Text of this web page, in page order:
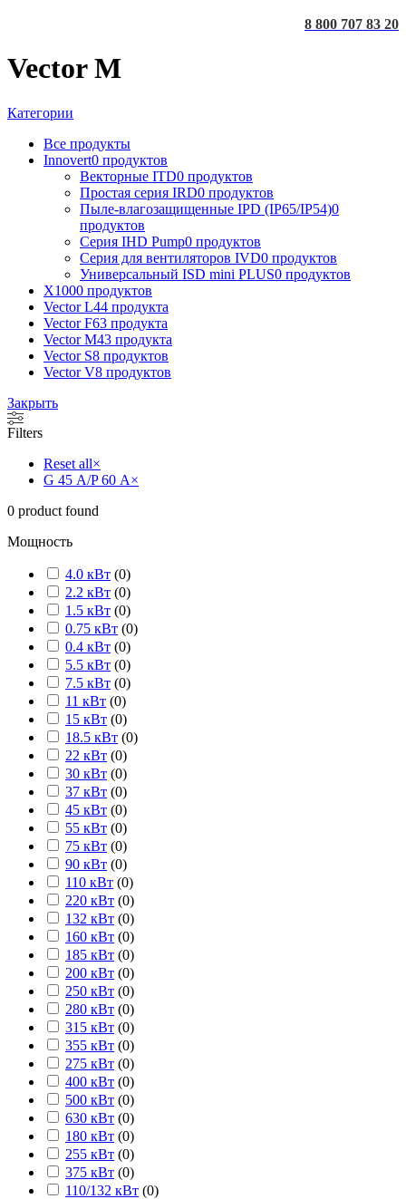
8 800 707 83 20
Vector M
Категории
Все продукты
Innovert0 продуктов
Векторные ITD0 продуктов
Простая серия IRD0 продуктов
Пыле-влагозащищенные IPD (IP65/IP54)0
продуктов
Серия IHD Pump0 продуктов
Серия для вентиляторов IVD0 продуктов
Универсальный ISD mini PLUS0 продуктов
X1000 продуктов
Vector L44 продукта
Vector F63 продукта
Vector M43 продукта
Vector S8 продуктов
Vector V8 продуктов
Закрыть
Filters
Reset all×
G 45 А/P 60 А×
0 product found
Мощность
4.0 кВт (0)
2.2 кВт (0)
1.5 кВт (0)
0.75 кВт (0)
0.4 кВт (0)
5.5 кВт (0)
7.5 кВт (0)
11 кВт (0)
15 кВт (0)
18.5 кВт (0)
22 кВт (0)
30 кВт (0)
37 кВт (0)
45 кВт (0)
55 кВт (0)
75 кВт (0)
90 кВт (0)
110 кВт (0)
220 кВт (0)
132 кВт (0)
160 кВт (0)
185 кВт (0)
200 кВт (0)
250 кВт (0)
280 кВт (0)
315 кВт (0)
355 кВт (0)
275 кВт (0)
400 кВт (0)
500 кВт (0)
630 кВт (0)
180 кВт (0)
255 кВт (0)
375 кВт (0)
110/132 кВт (0)